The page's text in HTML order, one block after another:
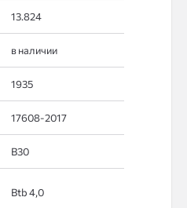
13.824
в наличии
1935
17608-2017
B30
Btb 4,0